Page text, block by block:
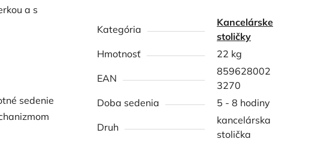
a s
sedenie
Kategória
Kancelárske
stoličky
Hmotnosť
22 kg
EAN
859628002
3270
Doba sedenia
5 - 8 hodiny
Druh
kancelárska
stolička